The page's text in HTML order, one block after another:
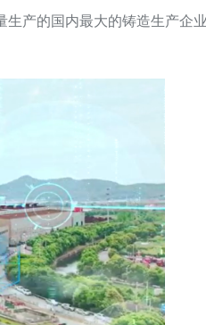
生产的国内最大的铸造生产企